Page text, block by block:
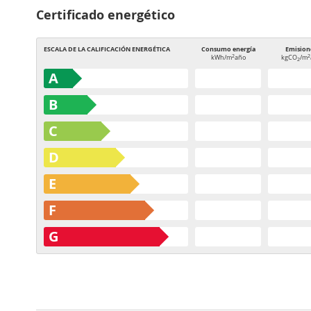
Certificado energético
ESCALA DE LA CALIFICACIÓN ENERGÉTICA Consumo energía
kWh/m2año kgCO2/m2
A
B
C
D
E
F
G